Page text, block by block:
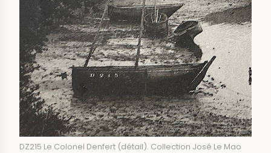
DZ215 Le Colonel Denfert (détail). Collection José Le Mao